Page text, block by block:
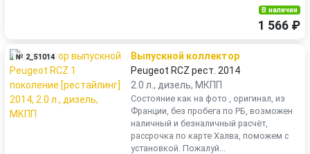
В наличии
1 566 ₽
№ 2_51014
Выпускной коллектор
Peugeot RCZ рест. 2014
2.0 л., дизель, МКПП
Состояние как на фото , оригинал, из
Франции, без пробега по РБ, возможен
наличный и безналичный расчёт,
рассрочка по карте Халва, поможем с
установкой. Пожалуй...